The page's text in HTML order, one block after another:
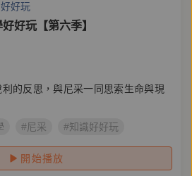
好玩
好玩【第六季】
的反思，與尼采一同思索生命與現
#尼采 #知識好好玩
開始播放